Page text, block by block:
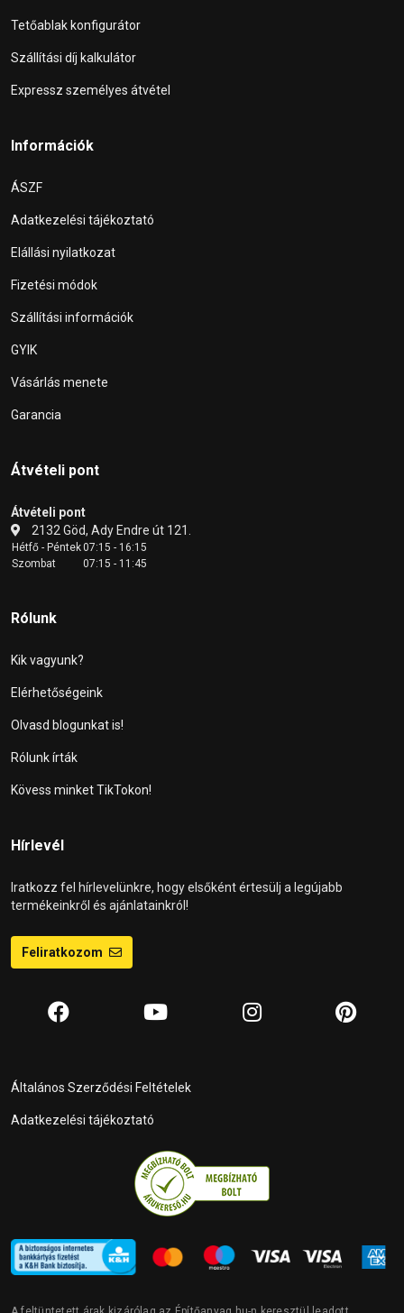
Tetőablak konfigurátor
Szállítási díj kalkulátor
Expressz személyes átvétel
Információk
ÁSZF
Adatkezelési tájékoztató
Elállási nyilatkozat
Fizetési módok
Szállítási információk
GYIK
Vásárlás menete
Garancia
Átvételi pont
Átvételi pont
2132 Göd, Ady Endre út 121.
Hétfő - Péntek07:15 - 16:15
Szombat
07:15 - 11:45
Rólunk
Kik vagyunk?
Elérhetőségeink
Olvasd blogunkat is!
Rólunk írták
Kövess minket TikTokon!
Hírlevél
Iratkozz fel hírlevelünkre, hogy elsőként értesülj a legújabb
termékeinkről és ajánlatainkról!
Feliratkozom
Általános Szerződési Feltételek
Adatkezelési tájékoztató